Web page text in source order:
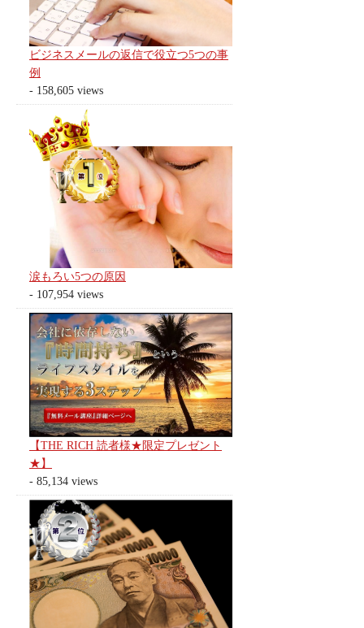
ビジネスメールの返信で役立つ5つの事
例
- 158,605 views
涙もろい5つの原因
- 107,954 views
【THE RICH 読者様★限定プレゼント
★】
- 85,134 views